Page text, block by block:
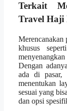
Terkait
Travel Haji
Merencanakan
khusus
Dengan
ada di pasar,
menentukan
sesuai yang
dan opsi